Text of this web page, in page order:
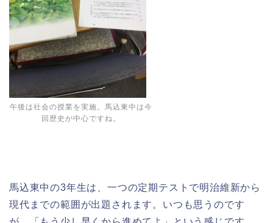
午後は社会の授業を実施。馬込東中は今
回歴史が中心ですね。
馬込東中の3年生は、一つの定期テストで明治維新から
現代までの範囲が出題されます。いつも思うのです